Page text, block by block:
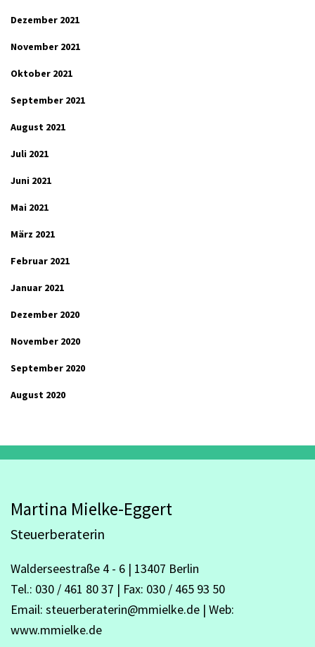
Dezember 2021
November 2021
Oktober 2021
September 2021
August 2021
Juli 2021
Juni 2021
Mai 2021
März 2021
Februar 2021
Januar 2021
Dezember 2020
November 2020
September 2020
August 2020
Martina Mielke-Eggert
Steuerberaterin
Walderseestraße 4 - 6 | 13407 Berlin
Tel.: 030 / 461 80 37 | Fax: 030 / 465 93 50
Email: steuerberaterin@mmielke.de | Web:
www.mmielke.de